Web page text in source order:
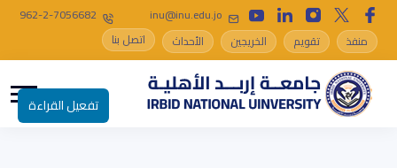
inu@inu.edu.jo
962-2-7056682
منفذ
تقويم الخريجين الأحداث اتصل بنا
تفعيل القراءة